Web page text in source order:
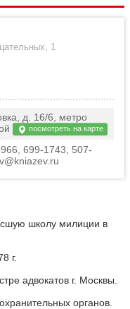
, 1
д. 16/6, метро
посмотреть на карте
699-1743, 507-
школу милиции в
г.
адвокатов г. Москвы.
органов.